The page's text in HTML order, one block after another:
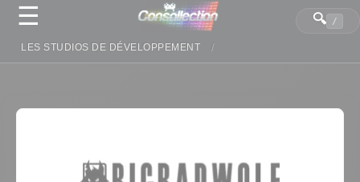
☰
LES STUDIOS DE DÉVELOPPEMENT
🔍 /
Panneau de gestion des cookies